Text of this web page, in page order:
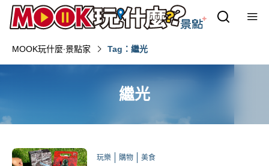
MOOK玩什麼‧景點家 Tag：繼光
繼光
玩樂 購物 美食